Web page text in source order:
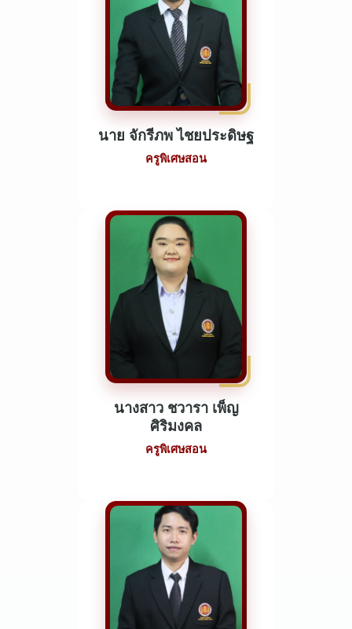
นาย จักรีภพ ไชยประดิษฐ
ครูพิเศษสอน
นางสาว ชวารา เพ็ญ
ศิริมงคล
ครูพิเศษสอน